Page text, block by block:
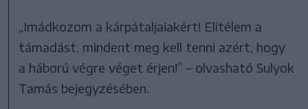
„Imádkozom a kárpátaljaiakért! Elítélem a
támadást, mindent meg kell tenni azért, hogy
a háború végre véget érjen!” – olvasható Sulyok
Tamás bejegyzésében.